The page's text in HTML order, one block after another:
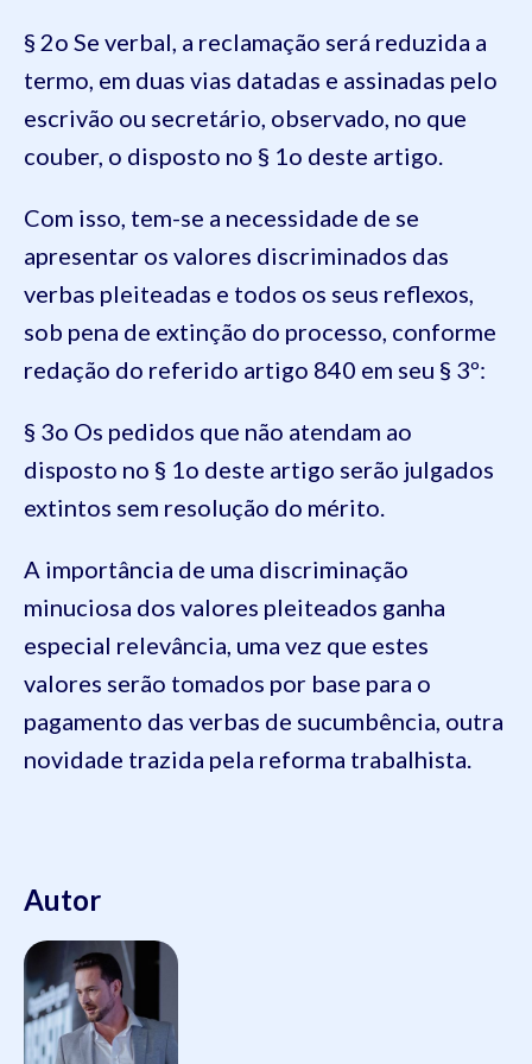
§ 2o Se verbal, a reclamação será reduzida a
termo, em duas vias datadas e assinadas pelo
escrivão ou secretário, observado, no que
couber, o disposto no § 1o deste artigo.
Com isso, tem-se a necessidade de se
apresentar os valores discriminados das
verbas pleiteadas e todos os seus reflexos,
sob pena de extinção do processo, conforme
redação do referido artigo 840 em seu § 3º:
§ 3o Os pedidos que não atendam ao
disposto no § 1o deste artigo serão julgados
extintos sem resolução do mérito.
A importância de uma discriminação
minuciosa dos valores pleiteados ganha
especial relevância, uma vez que estes
valores serão tomados por base para o
pagamento das verbas de sucumbência, outra
novidade trazida pela reforma trabalhista.
Autor